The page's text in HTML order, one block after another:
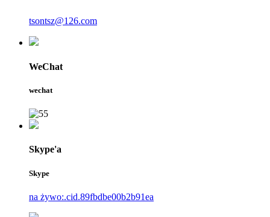
tsontsz@126.com
WeChat
wechat
Skype'a
Skype
na żywo:.cid.89fbdbe00b2b91ea